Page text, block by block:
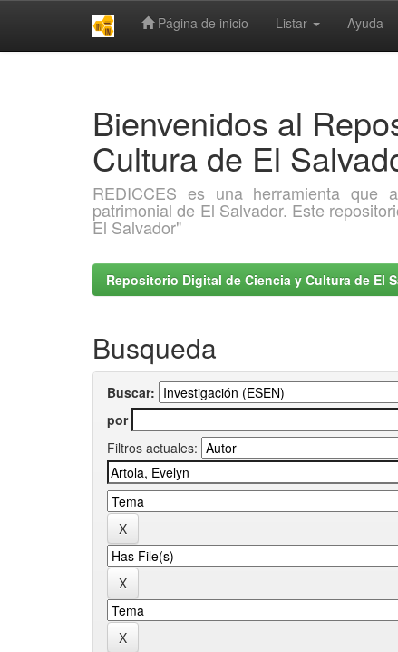
Página de inicio Listar Ayuda
Bienvenidos al
Cultura de El
REDICCES es una herramienta que
patrimonial de El Salvador. Este
El Salvador"
Repositorio Digital de Ciencia y Cultura de El
Busqueda
Buscar:
por
Filtros actuales: